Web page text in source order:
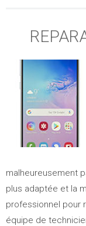
malheureusement
plus adaptée et la
professionnel pour
équipe de